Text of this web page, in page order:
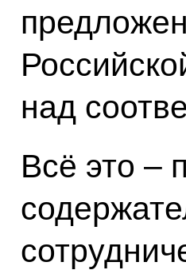
над
Всё это –